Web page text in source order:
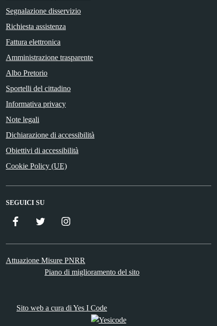
Segnalazione disservizio
Richiesta assistenza
Fattura elettronica
Amministrazione trasparente
Albo Pretorio
Sportelli del cittadino
Informativa privacy
Note legali
Dichiarazione di accessibilità
Obiettivi di accessibilità
Cookie Policy (UE)
SEGUICI SU
Facebook Twitter
Attuazione Misure PNRR
Piano di miglioramento del sito
Sito web a cura di Yes I Code